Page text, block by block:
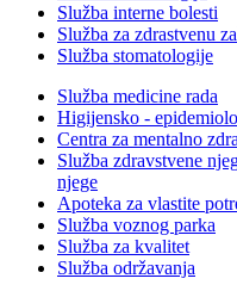
Služba interne bolesti
Služba za zdrastvenu
Služba stomatologije
Služba medicine rada
Higijensko -
Centra za mentalno
Služba zdravstvene
njege
Apoteka za vlastite
Služba voznog parka
Služba za kvalitet
Služba održavanja